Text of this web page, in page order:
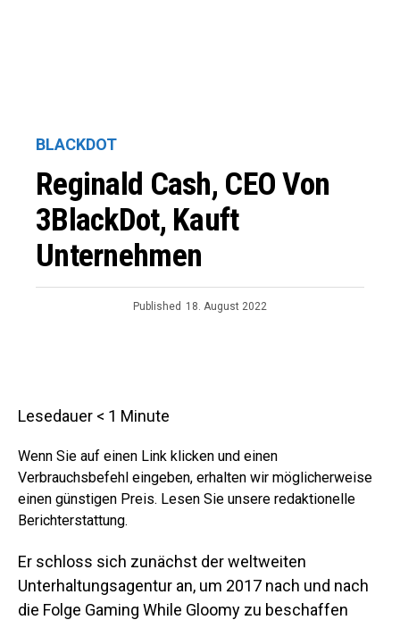
BLACKDOT
Reginald Cash, CEO Von
3BlackDot, Kauft
Unternehmen
Published 18. August 2022
Lesedauer < 1 Minute
Wenn Sie auf einen Link klicken und einen
Verbrauchsbefehl eingeben, erhalten wir möglicherweise
einen günstigen Preis. Lesen Sie unsere redaktionelle
Berichterstattung.
Er schloss sich zunächst der weltweiten
Unterhaltungsagentur an, um 2017 nach und nach
die Folge Gaming While Gloomy zu beschaffen